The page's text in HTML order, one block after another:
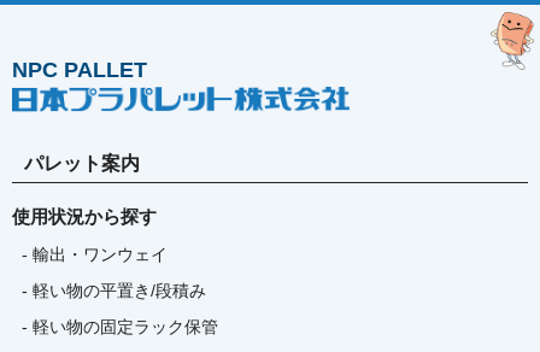
NPC PALLET
パレット案内
使用状況から探す
- 輸出・ワンウェイ
- 軽い物の平置き/段積み
- 軽い物の固定ラック保管